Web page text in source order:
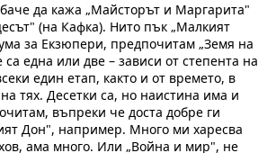
да кажа „Майсторът и Маргарита"
(на Кафка). Нито пък „Малкият
за Екзюпери, предпочитам „Земя на
една или две – зависи от степента на
един етап, както и от времето, в
тях. Десетки са, но наистина има и
въпреки че доста добре ги
Дон", например. Много ми харесва
ама много. Или „Война и мир", не